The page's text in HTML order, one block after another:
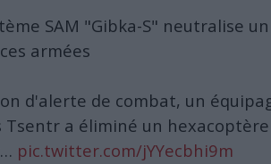
SAM "Gibka-S" neutralise
armées
d'alerte de combat, un
Tsentr a éliminé un
pic.twitter.com/jYYecbhi9m